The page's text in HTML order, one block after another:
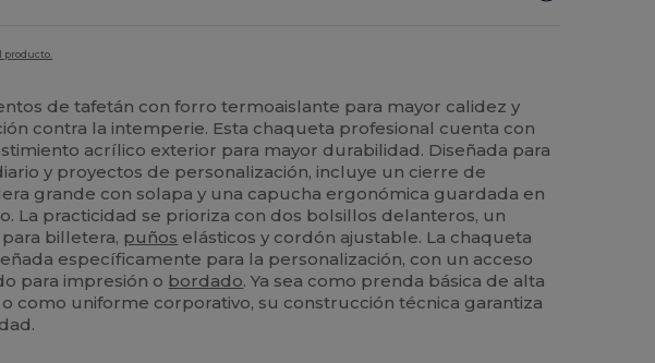
producto.
de tafetán con forro termoaislante para mayor calidez y
contra la intemperie. Esta chaqueta profesional cuenta con
acrílico exterior para mayor durabilidad. Diseñada para
y proyectos de personalización, incluye un cierre de
grande con solapa y una capucha ergonómica guardada en
La practicidad se prioriza con dos bolsillos delanteros, un
billetera, puños elásticos y cordón ajustable. La chaqueta
específicamente para la personalización, con un acceso
para impresión o bordado. Ya sea como prenda básica de alta
como uniforme corporativo, su construcción técnica garantiza